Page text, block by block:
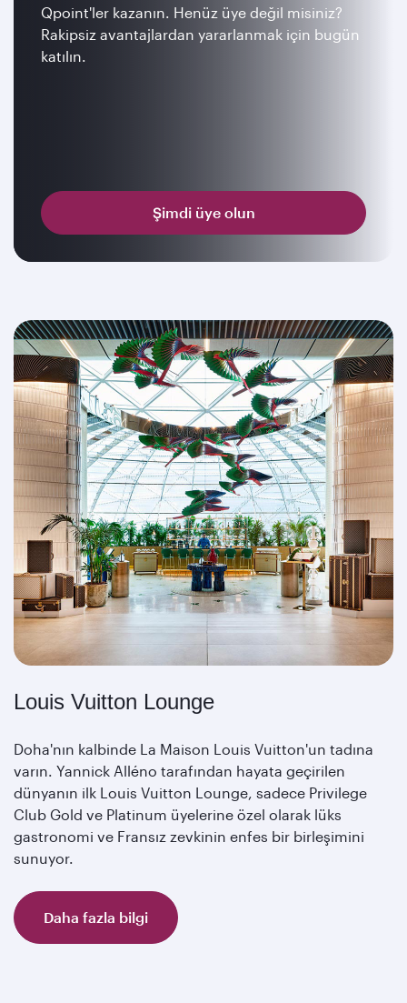
Qpoint'ler kazanın. Henüz üye değil misiniz?
Rakipsiz avantajlardan yararlanmak için bugün
katılın.
Şimdi üye olun
Louis Vuitton Lounge
Doha'nın kalbinde La Maison Louis Vuitton'un tadına
varın. Yannick Alléno tarafından hayata geçirilen
dünyanın ilk Louis Vuitton Lounge, sadece Privilege
Club Gold ve Platinum üyelerine özel olarak lüks
gastronomi ve Fransız zevkinin enfes bir birleşimini
sunuyor.
Daha fazla bilgi